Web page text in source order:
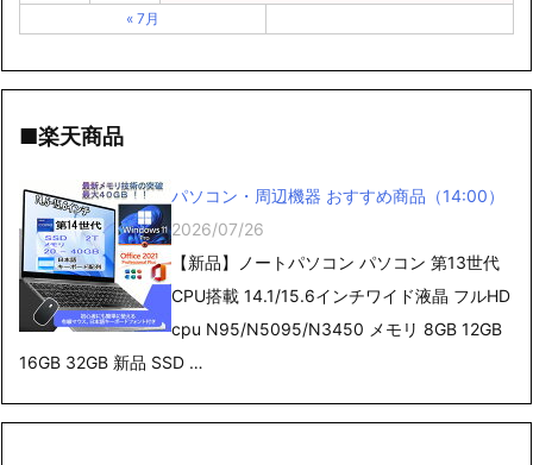
« 7月
■楽天商品
パソコン・周辺機器 おすすめ商品（14:00）
2026/07/26
【新品】ノートパソコン パソコン 第13世代
CPU搭載 14.1/15.6インチワイド液晶 フルHD
cpu N95/N5095/N3450 メモリ 8GB 12GB
16GB 32GB 新品 SSD …